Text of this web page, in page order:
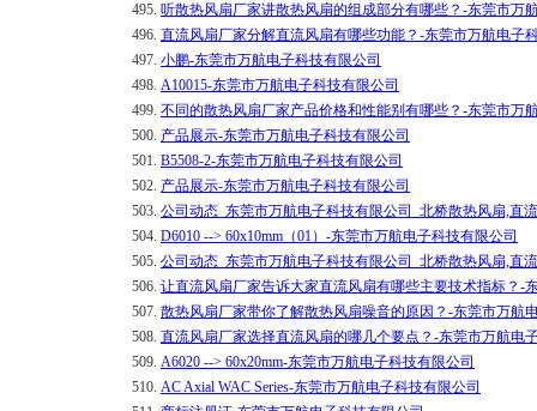
495. 听散热风扇厂家讲散热风扇的组成部分有哪些？-东莞市万
496. 直流风扇厂家分解直流风扇有哪些功能？-东莞市万航电子
497. 小鹏-东莞市万航电子科技有限公司
498. A10015-东莞市万航电子科技有限公司
499. 不同的散热风扇厂家产品价格和性能别有哪些？-东莞市万
500. 产品展示-东莞市万航电子科技有限公司
501. B5508-2-东莞市万航电子科技有限公司
502. 产品展示-东莞市万航电子科技有限公司
503. 公司动态_东莞市万航电子科技有限公司_北桥散热风扇,直
504. D6010 --> 60x10mm（01）-东莞市万航电子科技有限公司
505. 公司动态_东莞市万航电子科技有限公司_北桥散热风扇,直
506. 让直流风扇厂家告诉大家直流风扇有哪些主要技术指标？-
507. 散热风扇厂家带你了解散热风扇噪音的原因？-东莞市万航
508. 直流风扇厂家选择直流风扇的哪几个要点？-东莞市万航电
509. A6020 --> 60x20mm-东莞市万航电子科技有限公司
510. AC Axial WAC Series-东莞市万航电子科技有限公司